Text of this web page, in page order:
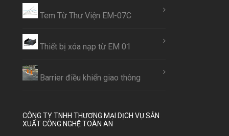
Tem Từ Thư Viện EM-07C
Thiết bị xóa nạp từ EM 01
Barrier điều khiển giao thông
CÔNG TY TNHH THƯƠNG MẠI DỊCH VỤ SẢN
XUẤT CÔNG NGHỆ TOÀN AN